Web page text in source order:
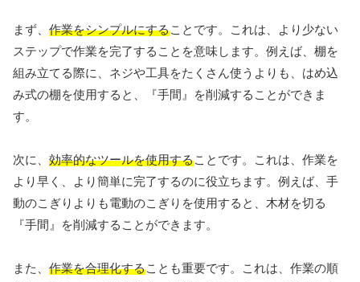
まず、 作業をシンプルにすることです。これは、より少ない
ステップで作業を完了することを意味します。例えば、棚を
組み立てる際に、ネジや工具をたくさん使うよりも、はめ込
み式の棚を使用すると、『手間』を削減することができま
す。
次に、 効率的なツールを使用することです。これは、作業を
より早く、より簡単に完了するのに役立ちます。例えば、手
動のこぎりよりも電動のこぎりを使用すると、木材を切る
『手間』を削減することができます。
また、 作業を合理化することも重要です。これは、作業の順